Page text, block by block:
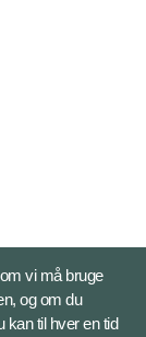
vi må bruge
og om du
kan til hver en tid